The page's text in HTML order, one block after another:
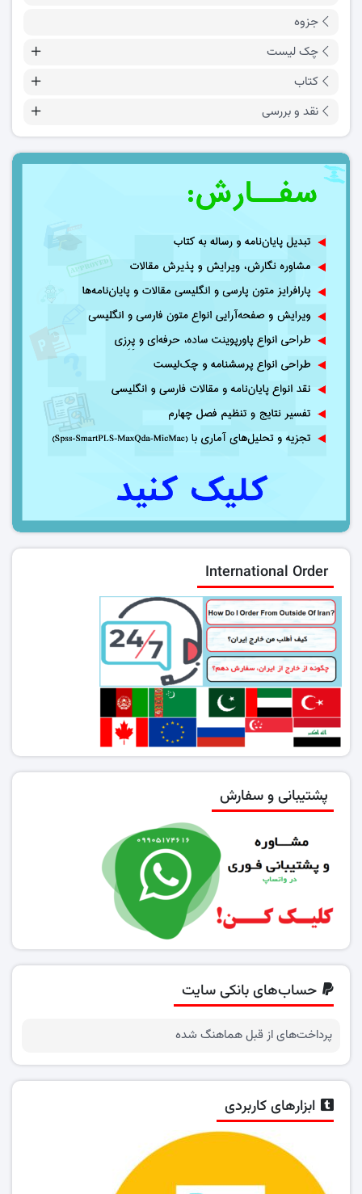
جزوه
چک لیست
کتاب
نقد و بررسی
International Order
پشتیبانی و سفارش
حساب‌های بانکی سایت
پرداخت‌های از قبل هماهنگ شده
ابزارهای کاربردی